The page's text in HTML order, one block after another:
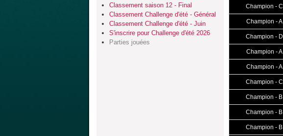
Classement saison 12 - Final
Classement Challenge d'été - Général
Classement Challenge d'été - Juin
S'inscrire pour Challenge d'été 2026
Parties jouées
Champion - C
Champion - A
Champion - D
Champion - A
Champion - A
Champion - C
Champion - B
Champion - B
Champion - B